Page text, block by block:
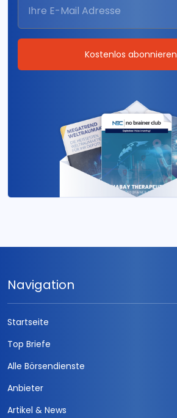
Kostenlos abonnieren
Navigation
Startseite
Top Briefe
Alle Börsendienste
Anbieter
Artikel & News